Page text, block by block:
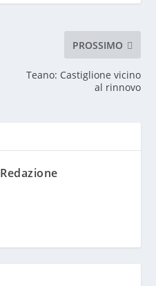
PROSSIMO
Teano: Castiglione vicino
al rinnovo
Redazione